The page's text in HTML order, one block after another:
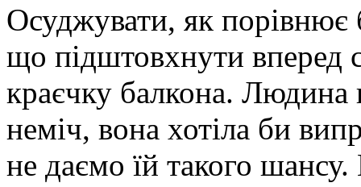
Осуджувати, як
що підштовхнути вперед
краєчку балкона. Людина
неміч, вона хотіла би
не даємо їй такого